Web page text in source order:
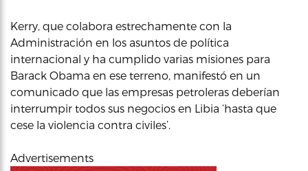
Kerry, que colabora estrechamente con la
Administración en los asuntos de política
internacional y ha cumplido varias misiones para
Barack Obama en ese terreno, manifestó en un
comunicado que las empresas petroleras deberían
interrumpir todos sus negocios en Libia ‘hasta que
cese la violencia contra civiles’.
Advertisements